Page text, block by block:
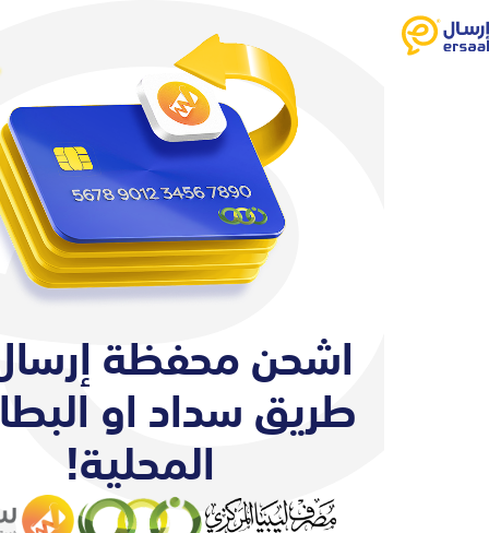
اشحن محفظة
طريق سداد او
المحلية!